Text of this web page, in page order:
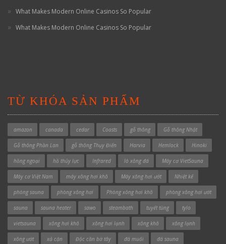
What Makes Modern Online Casinos So Popular
What Makes Modern Online Casinos So Popular
TỪ KHÓA SẢN PHẨM
amazon canada cedar Coasts gỗ thông Gỗ thông Nhật
Gỗ thông Phần Lan gỗ thông Thụy Điển Harvia Hemlock Hinoki
hồng ngoại hồ thủy lực Infrared lò xông đá Máy cơ VietSauna
Máy cơ Việt Nam máy xông hơi khô Máy xông hơi ướt Nhiệt kế
phòng sauna phòng xông hơi Phòng xông hơi khô phòng xông hơi ướt
sauna sauna heater sawo steambath tuyết tùng tylo
vietsauna xông hơi khô xông hơi lạnh xông khô xông lạnh
xông ướt xả cặn Độc cần bờ tây đá muối đá sauna